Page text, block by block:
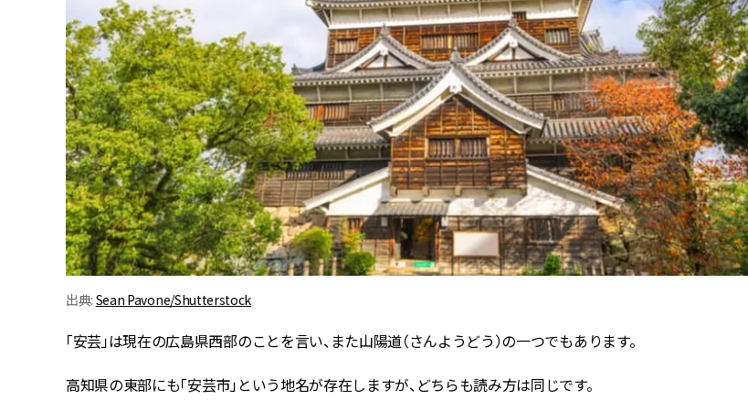
出典: Sean Pavone/Shutterstock
「安芸」は現在の広島県西部のことを言い、また山陽道（さんようどう）の一つでもあります。
高知県の東部にも「安芸市」という地名が存在しますが、どちらも読み方は同じです。